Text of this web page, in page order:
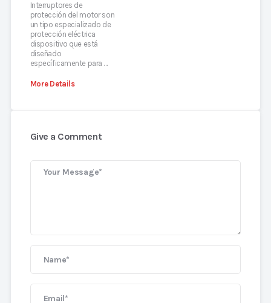
Interruptores de
protección del motor son
un tipo especializado de
protección eléctrica
dispositivo que está
diseñado
específicamente para …
More Details
Give a Comment